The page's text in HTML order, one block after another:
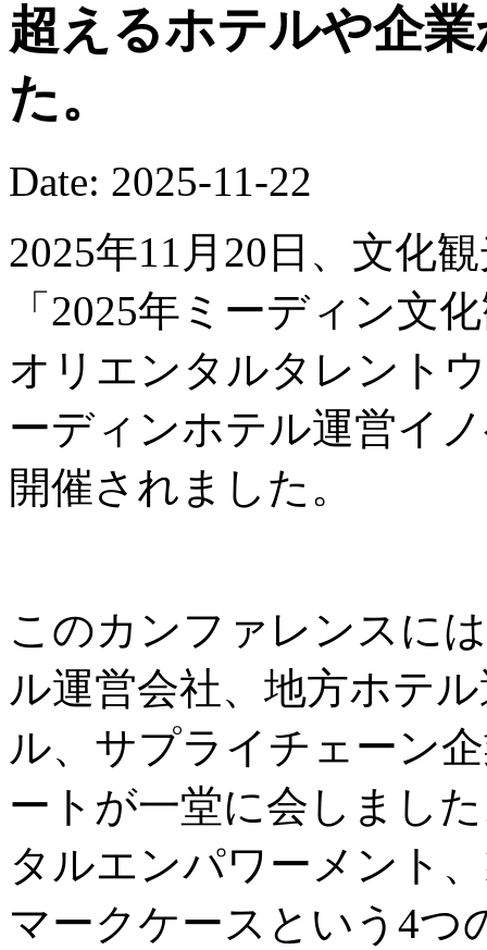
超えるホテルや企
た。
Date: 2025-11-22
2025年11月20日、文化
「2025年ミーディン文
オリエンタルタレント
ーディンホテル運営イ
開催されました。
このカンファレンスに
ル運営会社、地方ホテ
ル、サプライチェーン
ートが一堂に会しまし
タルエンパワーメント
マークケースという4つ